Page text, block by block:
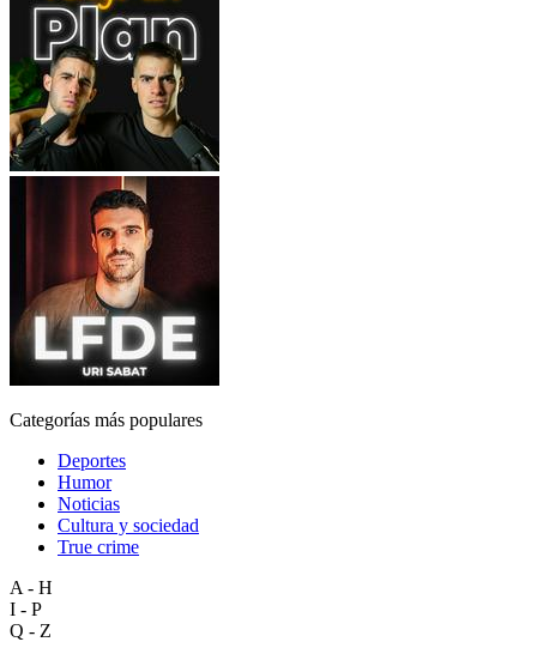
Categorías más populares
Deportes
Humor
Noticias
Cultura y sociedad
True crime
A - H
I - P
Q - Z